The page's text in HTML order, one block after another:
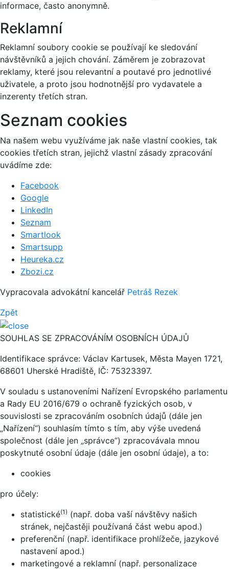
informace, často anonymně.
Reklamní
Reklamní soubory cookie se používají ke sledování
návštěvníků a jejich chování. Záměrem je zobrazovat
reklamy, které jsou relevantní a poutavé pro jednotlivé
uživatele, a proto jsou hodnotnější pro vydavatele a
inzerenty třetích stran.
Seznam cookies
Na našem webu využíváme jak naše vlastní cookies, tak
cookies třetích stran, jejichž vlastní zásady zpracování
uvádíme zde:
Facebook
Google
LinkedIn
Seznam
Smartlook
Smartsupp
Heureka.cz
Zbozi.cz
Vypracovala advokátní kancelář Petráš Rezek
Zpět
SOUHLAS SE ZPRACOVÁNÍM OSOBNÍCH ÚDAJŮ
Identifikace správce: Václav Kartusek, Města Mayen 1721,
68601 Uherské Hradiště, IČ: 75323397.
V souladu s ustanoveními Nařízení Evropského parlamentu
a Rady EU 2016/679 o ochraně fyzických osob, v
souvislosti se zpracováním osobních údajů (dále jen
„Nařízení“) souhlasím tímto s tím, aby výše uvedená
společnost (dále jen „správce“) zpracovávala mnou
poskytnuté osobní údaje (dále jen osobní údaje), a to:
cookies
pro účely:
statistické(1) (např. doba vaší návštěvy našich
stránek, nejčastěji používaná část webu apod.)
preferenční (např. identifikace prohlížeče, jazykové
nastavení apod.)
marketingové a reklamní (např. personalizace